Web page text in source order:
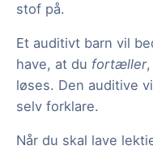
stof på.
Et auditivt barn vil
have, at du fortæller
løses. Den auditive
selv forklare.
Når du skal lave